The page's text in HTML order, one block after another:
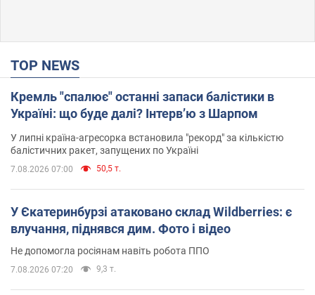
TOP NEWS
Кремль "спалює" останні запаси балістики в
Україні: що буде далі? Інтерв’ю з Шарпом
У липні країна-агресорка встановила "рекорд" за кількістю
балістичних ракет, запущених по Україні
7.08.2026 07:00 50,5 т.
У Єкатеринбурзі атаковано склад Wildberries: є
влучання, піднявся дим. Фото і відео
Не допомогла росіянам навіть робота ППО
7.08.2026 07:20 9,3 т.